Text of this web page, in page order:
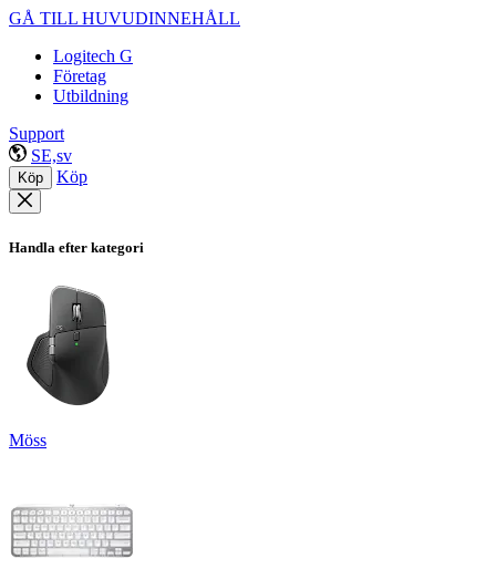
GÅ TILL HUVUDINNEHÅLL
Logitech G
Företag
Utbildning
Support
SE,sv
Köp Köp
Handla efter kategori
Möss